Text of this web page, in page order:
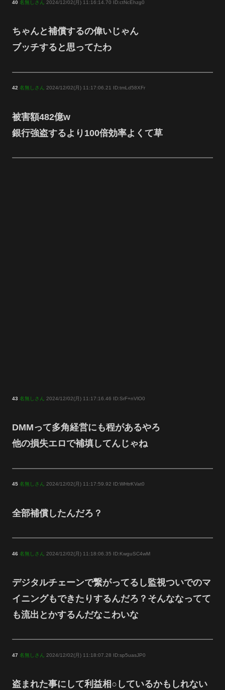
40 名無しさん 2024/12/02(月) 11:16:14.70 ID:ctNcEhzg0
ちゃんと補償するの偉いじゃん
ブッチすると思ってたわ
42 名無しさん 2024/12/02(月) 11:17:06.21 ID:tmLd58XFr
被害額482億w
銀行強盗するより100倍効率よくて草
43 名無しさん 2024/12/02(月) 11:17:16.46 ID:SrF+nVlO0
DMMって多角経営にも程があるやろ
他の損失エロで補填してんじゃね
45 名無しさん 2024/12/02(月) 11:17:59.92 ID:WHtrKVat0
全部補償したんだろ？
46 名無しさん 2024/12/02(月) 11:18:06.35 ID:KwguSC4wM
デジタルチェーンで繋がってるし監視ついでのマ
イニングもできたりするんだろ？そんななってて
も流出とかするんだなこわいな
47 名無しさん 2024/12/02(月) 11:18:07.28 ID:sp5uasJP0
盗まれた事にして利益相○しているかもしれない